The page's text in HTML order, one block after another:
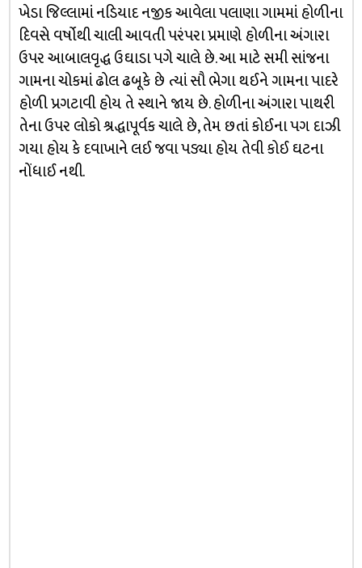
ખેડા જિલ્લામાં નડિયાદ નજીક આવેલા પલાણા ગામમાં હોળીના
દિવસે વર્ષોથી ચાલી આવતી પરંપરા પ્રમાણે હોળીના અંગારા
ઉપર આબાલવૃદ્ધ ઉઘાડા પગે ચાલે છે. આ માટે સમી સાંજના
ગામના ચોકમાં ઢોલ ઢબૂકે છે ત્યાં સૌ ભેગા થઈને ગામના પાદરે
હોળી પ્રગટાવી હોય તે સ્થાને જાય છે. હોળીના અંગારા પાથરી
તેના ઉપર લોકો શ્રદ્ધાપૂર્વક ચાલે છે, તેમ છતાં કોઈના પગ દાઝી
ગયા હોય કે દવાખાને લઈ જવા પડ્યા હોય તેવી કોઈ ઘટના
નોંધાઈ નથી.